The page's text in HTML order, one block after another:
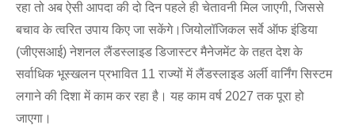
रहा तो अब ऐसी आपदा की दो दिन पहले ही चेतावनी मिल जाएगी, जिससे
बचाव के त्वरित उपाय किए जा सकेंगे।जियोलॉजिकल सर्वे ऑफ इंडिया
(जीएसआई) नेशनल लैंडस्लाइड डिजास्टर मैनेजमेंट के तहत देश के
सर्वाधिक भूस्खलन प्रभावित 11 राज्यों में लैंडस्लाइड अर्ली वार्निंग सिस्टम
लगाने की दिशा में काम कर रहा है। यह काम वर्ष 2027 तक पूरा हो
जाएगा।